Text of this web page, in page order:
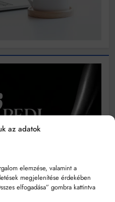
az adatok
elemzése, valamint a
megjelenítése érdekében
elfogadása” gombra kattintva